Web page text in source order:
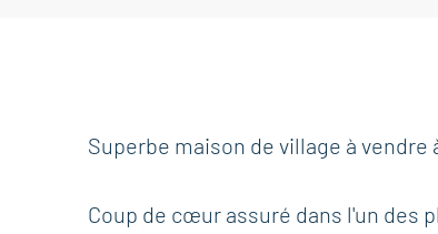
Superbe maison de village à
Coup de cœur assuré dans l'un des